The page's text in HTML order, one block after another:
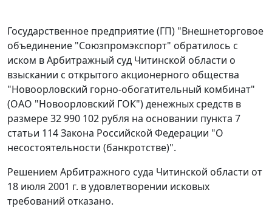
Государственное предприятие (ГП) "Внешнеторговое
объединение "Союзпромэкспорт" обратилось с
иском в Арбитражный суд Читинской области о
взыскании с открытого акционерного общества
"Новоорловский горно-обогатительный комбинат"
(ОАО "Новоорловский ГОК") денежных средств в
размере 32 990 102 рубля на основании пункта 7
статьи 114Закона Российской Федерации "О
несостоятельности (банкротстве)".
Решением Арбитражного суда Читинской области от
18 июля 2001 г. в удовлетворении исковых
требований отказано.